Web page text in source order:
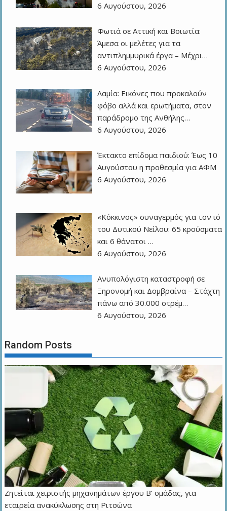
6 Αυγούστου, 2026
Φωτιά σε Αττική και Βοιωτία:
Άμεσα οι μελέτες για τα
αντιπλημμυρικά έργα – Μέχρι…
6 Αυγούστου, 2026
Λαμία: Εικόνες που προκαλούν
φόβο αλλά και ερωτήματα, στον
παράδρομο της Ανθήλης…
6 Αυγούστου, 2026
Έκτακτο επίδομα παιδιού: Έως 10
Αυγούστου η προθεσμία για ΑΦΜ
6 Αυγούστου, 2026
«Κόκκινος» συναγερμός για τον ιό
του Δυτικού Νείλου: 65 κρούσματα
και 6 θάνατοι …
6 Αυγούστου, 2026
Ανυπολόγιστη καταστροφή σε
Ξηρονομή και Δομβραίνα – Στάχτη
πάνω από 30.000 στρέμ…
6 Αυγούστου, 2026
Random Posts
Ζητείται χειριστής μηχανημάτων έργου Β’ ομάδας, για
εταιρεία ανακύκλωσης στη Ριτσώνα